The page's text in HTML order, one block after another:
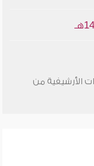
الأرشيفية من